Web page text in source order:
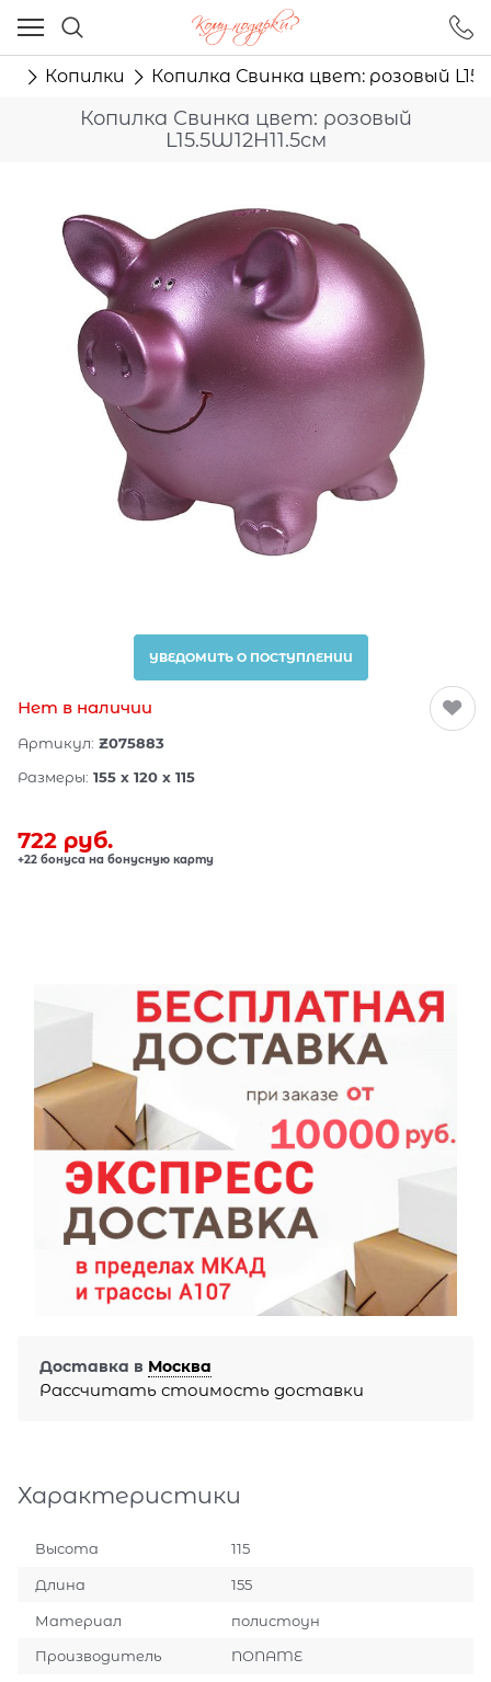
Копилки Копилка Свинка цвет: розовый
Копилка Свинка цвет: розовый
L15.5W12H11.5см
УВЕДОМИТЬ О ПОСТУПЛЕНИИ
Нет в наличии
Артикул: Z075883
Размеры: 155 x 120 x 115
722 руб.
+22 бонуса на бонусную карту
Доставка в Москва
Рассчитать стоимость доставки
Характеристики
Высота 115
Длина 155
Материал полистоун
Производитель NONAME
Ваш город - Москва,
угадали?
ДА НЕТ